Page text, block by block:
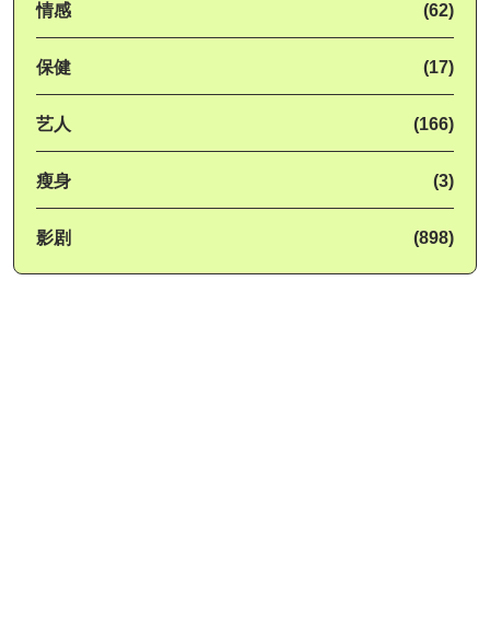
情感 (62)
保健 (17)
艺人 (166)
瘦身 (3)
影剧 (898)